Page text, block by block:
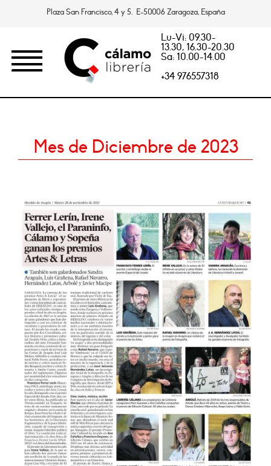
Plaza San Francisco, 4 y 5. E-50006 Zaragoza, España
Lu-Vi: 09.30-
13.30, 16.30-20.30
Sa: 10.00-14.00
+34 976557318
Mes de Diciembre de 2023